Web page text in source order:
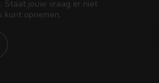
Staat jouw vraag er niet
kunt opnemen.